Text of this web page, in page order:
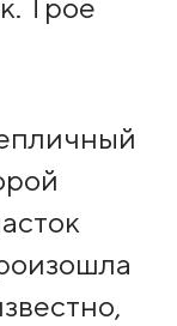
Трое